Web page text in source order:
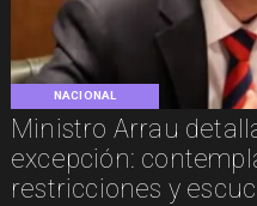
NACIONAL
Ministro Arrau
excepción:
restricciones y